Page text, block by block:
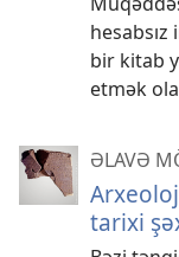
hesabsız
bir kitab
etmək
ƏLAVƏ
tarixi